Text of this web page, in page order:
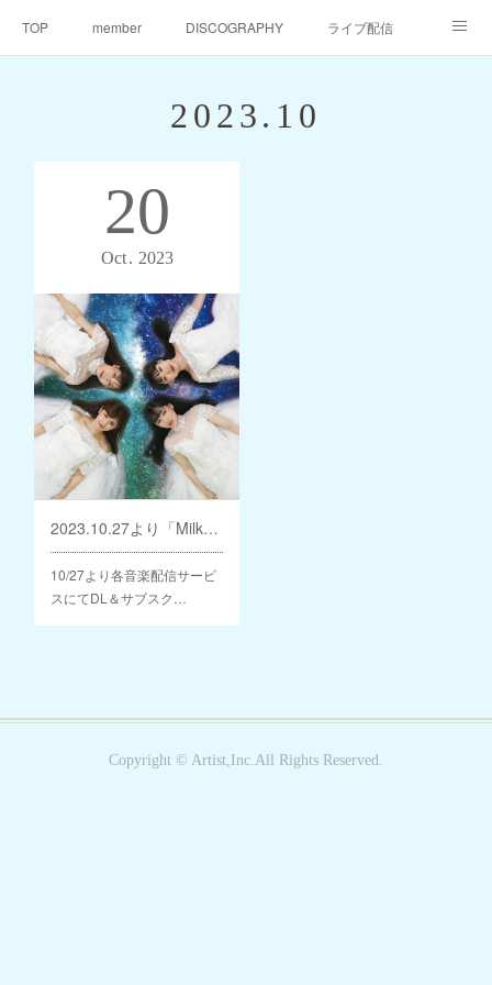
TOP member DISCOGRAPHY ライブ配信
2023. 10
20
Oct 2023
2023.10.27より「Milky Way」DL &サブスク配信開始
10/27より各音楽配信サービ
スにてDL＆サブスク…
Copyright ©︎ Artist,Inc.All Rights Reserved.